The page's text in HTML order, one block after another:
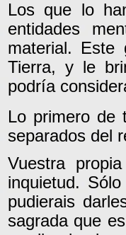
Los que lo
entidades
material. Este
Tierra, y le
podría
Lo primero de
separados del
Vuestra
inquietud.
pudierais
sagrada que